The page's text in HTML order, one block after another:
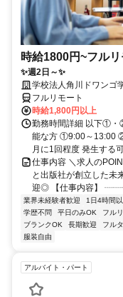
時給1800円~フル
✨週2日～✨
学校法人角川ドワンゴ
フルリモート
時給1,800円以上
勤務時間詳細 以下①
能な方 ①9:00～13:00
月に1回程度 発生する
仕事内容 ＼求人の
と出版社が創立した未
迎◎ 【仕事内容
業界未経験者歓迎 1日4時間
学歴不問
平日のみOK フル
ブランクOK
長期歓迎 フル
服装自由
アルバイト・パート